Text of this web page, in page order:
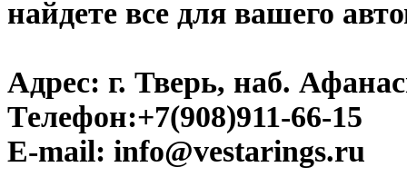
найдете все для вашего
Адрес: г. Тверь, наб.
Телефон:+7(908)911-66-15
E-mail: info@vestarings.ru